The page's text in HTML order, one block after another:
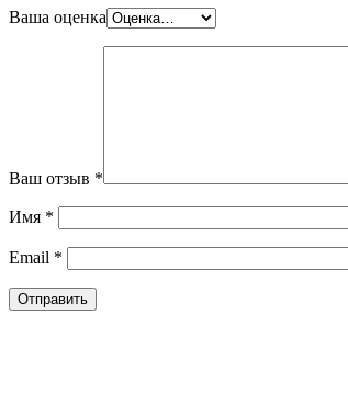
Ваша оценка
Ваш отзыв *
Имя *
Email *